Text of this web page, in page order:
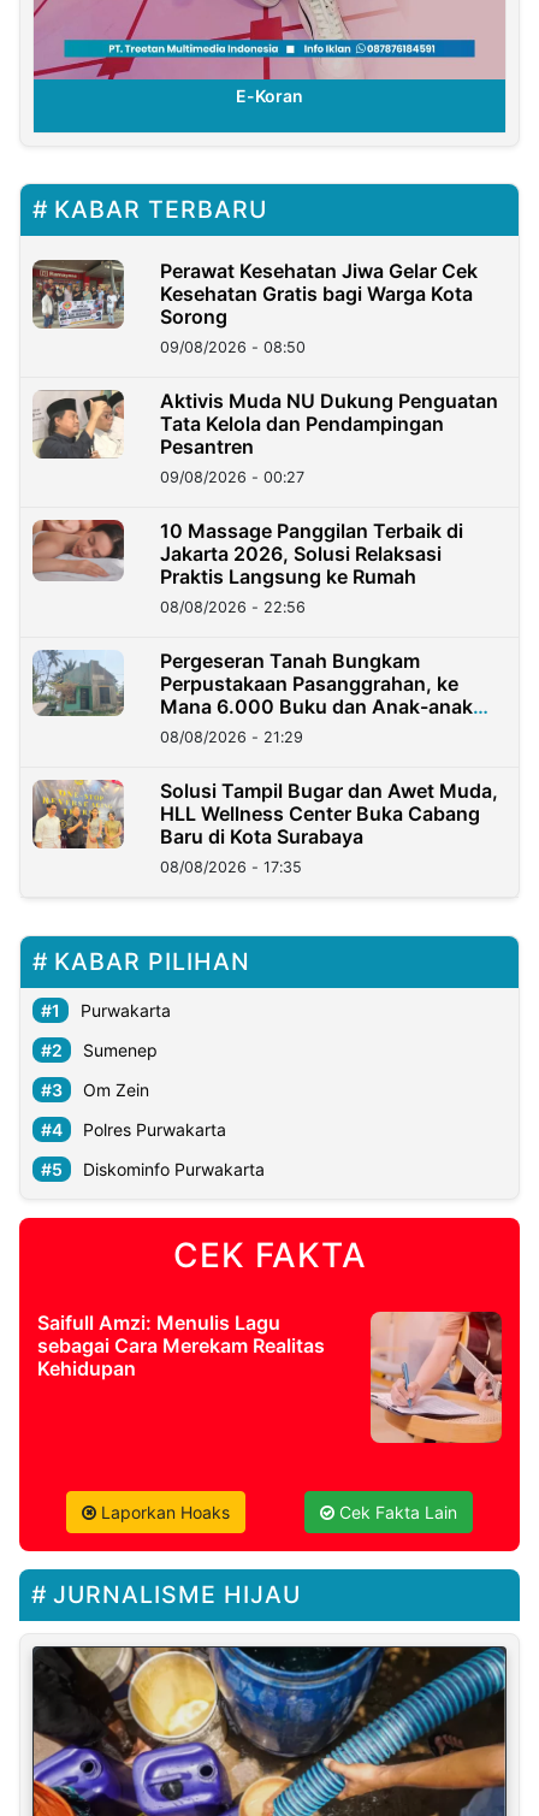
E-Koran
KABAR TERBARU
Perawat Kesehatan Jiwa Gelar Cek
Kesehatan Gratis bagi Warga Kota
Sorong
09/08/2026 - 08:50
Aktivis Muda NU Dukung Penguatan
Tata Kelola dan Pendampingan
Pesantren
09/08/2026 - 00:27
10 Massage Panggilan Terbaik di
Jakarta 2026, Solusi Relaksasi
Praktis Langsung ke Rumah
08/08/2026 - 22:56
Pergeseran Tanah Bungkam
Perpustakaan Pasanggrahan, ke
Mana 6.000 Buku dan Anak-anak
Kini?
08/08/2026 - 21:29
Solusi Tampil Bugar dan Awet Muda,
HLL Wellness Center Buka Cabang
Baru di Kota Surabaya
08/08/2026 - 17:35
KABAR PILIHAN
Purwakarta
Sumenep
Om Zein
Polres Purwakarta
Diskominfo Purwakarta
CEK FAKTA
Saifull Amzi: Menulis Lagu
sebagai Cara Merekam Realitas
Kehidupan
Laporkan Hoaks Cek Fakta Lain
JURNALISME HIJAU